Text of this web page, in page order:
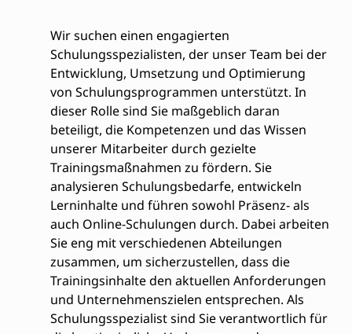
Wir suchen einen engagierten
Schulungsspezialisten, der unser Team bei der
Entwicklung, Umsetzung und Optimierung
von Schulungsprogrammen unterstützt. In
dieser Rolle sind Sie maßgeblich daran
beteiligt, die Kompetenzen und das Wissen
unserer Mitarbeiter durch gezielte
Trainingsmaßnahmen zu fördern. Sie
analysieren Schulungsbedarfe, entwickeln
Lerninhalte und führen sowohl Präsenz- als
auch Online-Schulungen durch. Dabei arbeiten
Sie eng mit verschiedenen Abteilungen
zusammen, um sicherzustellen, dass die
Trainingsinhalte den aktuellen Anforderungen
und Unternehmenszielen entsprechen. Als
Schulungsspezialist sind Sie verantwortlich für